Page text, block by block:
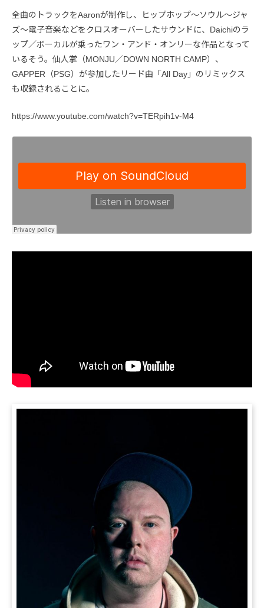
全曲のトラックをAaronが制作し、ヒップホップ～ソウル～ジャ
ズ～電子音楽などをクロスオーバーしたサウンドに、Daichiのラ
ップ／ボーカルが乗ったワン・アンド・オンリーな作品となって
いるそう。仙人掌（MONJU／DOWN NORTH CAMP）、
GAPPER（PSG）が参加したリード曲「All Day」のリミックス
も収録されることに。
https://www.youtube.com/watch?v=TERpih1v-M4